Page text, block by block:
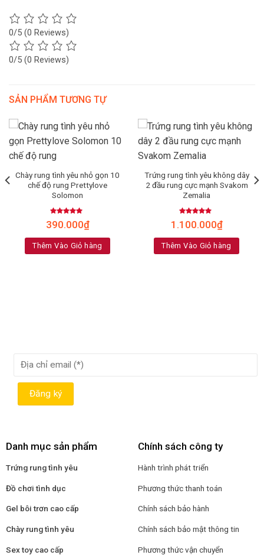
0/5 (0 Reviews)
0/5 (0 Reviews)
SẢN PHẨM TƯƠNG TỰ
Chày rung tình yêu nhỏ gọn 10
chế độ rung Prettylove
Solomon
Rated5.00
out of 5
390.000₫
Thêm Vào Giỏ hàng
Trứng rung tình yêu không dây
2 đầu rung cực mạnh Svakom
Zemalia
Rated 4.80
out of 5
1.100.000₫
Thêm Vào Giỏ hàng
Danh mục sản phẩm
Trứng rung tình yêu
Đồ chơi tình dục
Gel bôi trơn cao cấp
Chày rung tình yêu
Sex toy cao cấp
Chính sách công ty
Hành trình phát triển
Phương thức thanh toán
Chính sách bảo hành
Chính sách bảo mật thông tin
Phương thức vận chuyển